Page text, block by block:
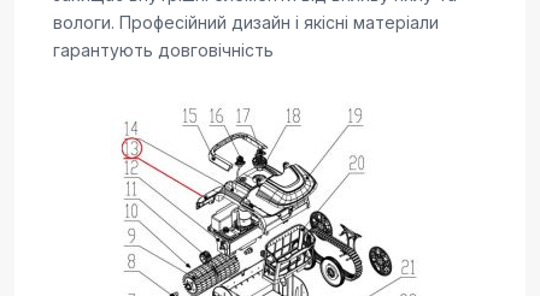
вологи. Професійний дизайн і якісні матеріали
гарантують довговічність